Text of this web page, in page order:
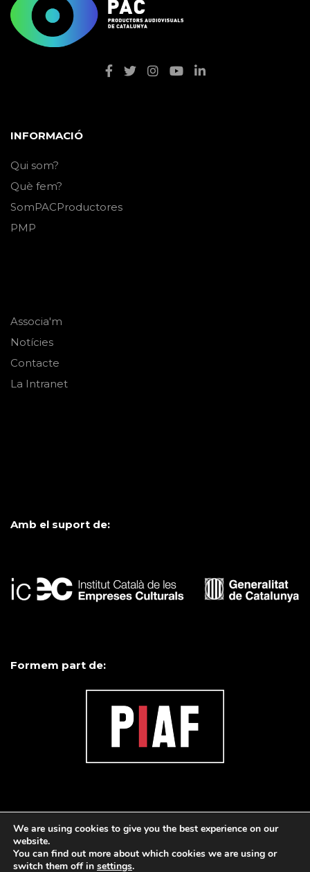
INFORMACIÓ
Qui som?
Què fem?
SomPACProductores
PMP
Associa'm
Notícies
Contacte
La Intranet
Amb el suport de:
Formem part de:
We are using cookies to give you the best experience on our
website.
You can find out more about which cookies we are using or
switch them off in settings.